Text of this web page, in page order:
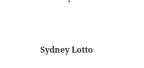
Sydney Lotto